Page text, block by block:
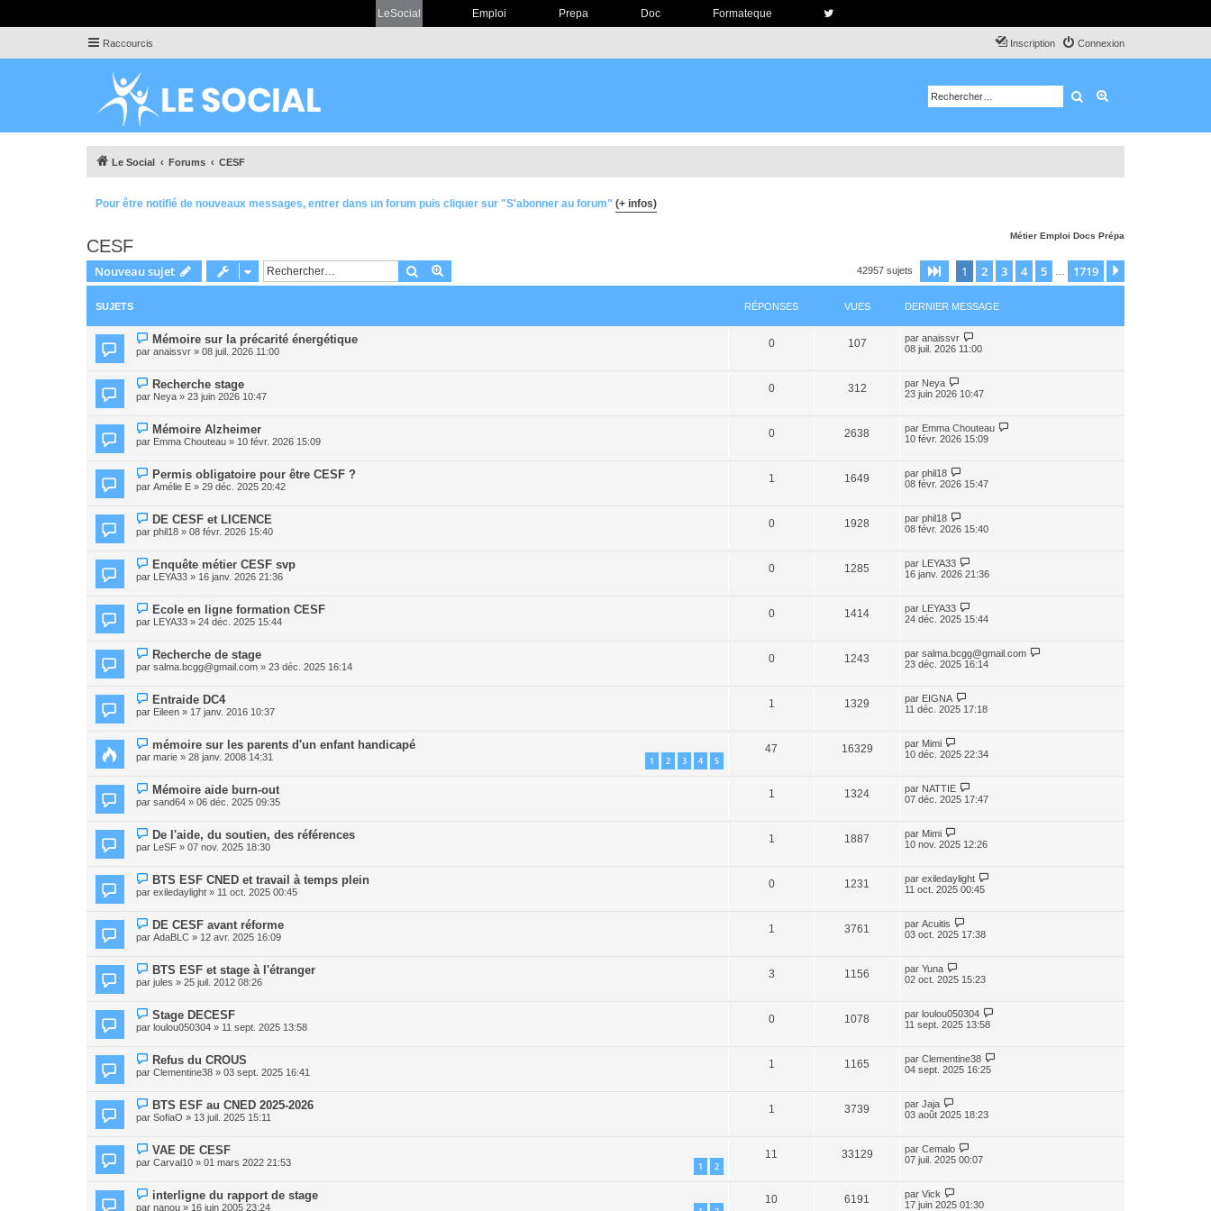
LeSocial Emploi Prepa Doc Formateque
Raccourcis Connexion
Inscription
Rechercher
Le Social Forums CESF
Pour être notifié de nouveaux messages, entrer dans un forum puis cliquer sur "S'abonner au forum" (+ infos)
Métier Emploi Docs Prépa
CESF
Nouveau sujet Rechercher 42957 sujets Page sur1719
1 2 3 4 5 1719
SUJETS RÉPONSES VUES DERNIER MESSAGE
Mémoire sur la précarité énergétique
par anaissvr » 08 juil. 2026 11:00
0 107 par anaissvr
08 juil. 2026 11:00
Recherche stage
par Neya » 23 juin 2026 10:47
0 312 par Neya
23 juin 2026 10:47
Mémoire Alzheimer
par Emma Chouteau » 10 févr. 2026 15:09
0 2638 par Emma Chouteau
10 févr. 2026 15:09
Permis obligatoire pour être CESF ?
par Amélie E » 29 déc. 2025 20:42
1 1649 par phil18
08 févr. 2026 15:47
DE CESF et LICENCE
par phil18 » 08 févr. 2026 15:40
0 1928 par phil18
08 févr. 2026 15:40
Enquête métier CESF svp
par LEYA33 » 16 janv. 2026 21:36
0 1285 par LEYA33
16 janv. 2026 21:36
Ecole en ligne formation CESF
par LEYA33 » 24 déc. 2025 15:44
0 1414 par LEYA33
24 déc. 2025 15:44
Recherche de stage
par salma.bcgg@gmail.com » 23 déc. 2025 16:14
0 1243 par salma.bcgg@gmail.com
23 déc. 2025 16:14
Entraide DC4
par Eileen » 17 janv. 2016 10:37
1 1329 par EIGNA
11 déc. 2025 17:18
mémoire sur les parents d'un enfant handicapé
par marie » 28 janv. 2008 14:31 1 2 3 4 5
47 16329 par Mimi
10 déc. 2025 22:34
Mémoire aide burn-out
par sand64 » 06 déc. 2025 09:35
1 1324 par NATTIE
07 déc. 2025 17:47
De l'aide, du soutien, des références
par LeSF » 07 nov. 2025 18:30
1 1887 par Mimi
10 nov. 2025 12:26
BTS ESF CNED et travail à temps plein
par exiledaylight » 11 oct. 2025 00:45
0 1231 par exiledaylight
11 oct. 2025 00:45
DE CESF avant réforme
par AdaBLC » 12 avr. 2025 16:09
1 3761 par Acuitis
03 oct. 2025 17:38
BTS ESF et stage à l'étranger
par jules » 25 juil. 2012 08:26
3 1156 par Yuna
02 oct. 2025 15:23
Stage DECESF
par loulou050304 » 11 sept. 2025 13:58
0 1078 par loulou050304
11 sept. 2025 13:58
Refus du CROUS
par Clementine38 » 03 sept. 2025 16:41
1 1165 par Clementine38
04 sept. 2025 16:25
BTS ESF au CNED 2025-2026
par SofiaO » 13 juil. 2025 15:11
1 3739 par Jaja
03 août 2025 18:23
VAE DE CESF
par Carval10 » 01 mars 2022 21:53 1 2
11 33129 par Cemalo
07 juil. 2025 00:07
interligne du rapport de stage
par nanou » 16 juin 2005 23:24
10 6191 par Vick
17 juin 2025 01:30